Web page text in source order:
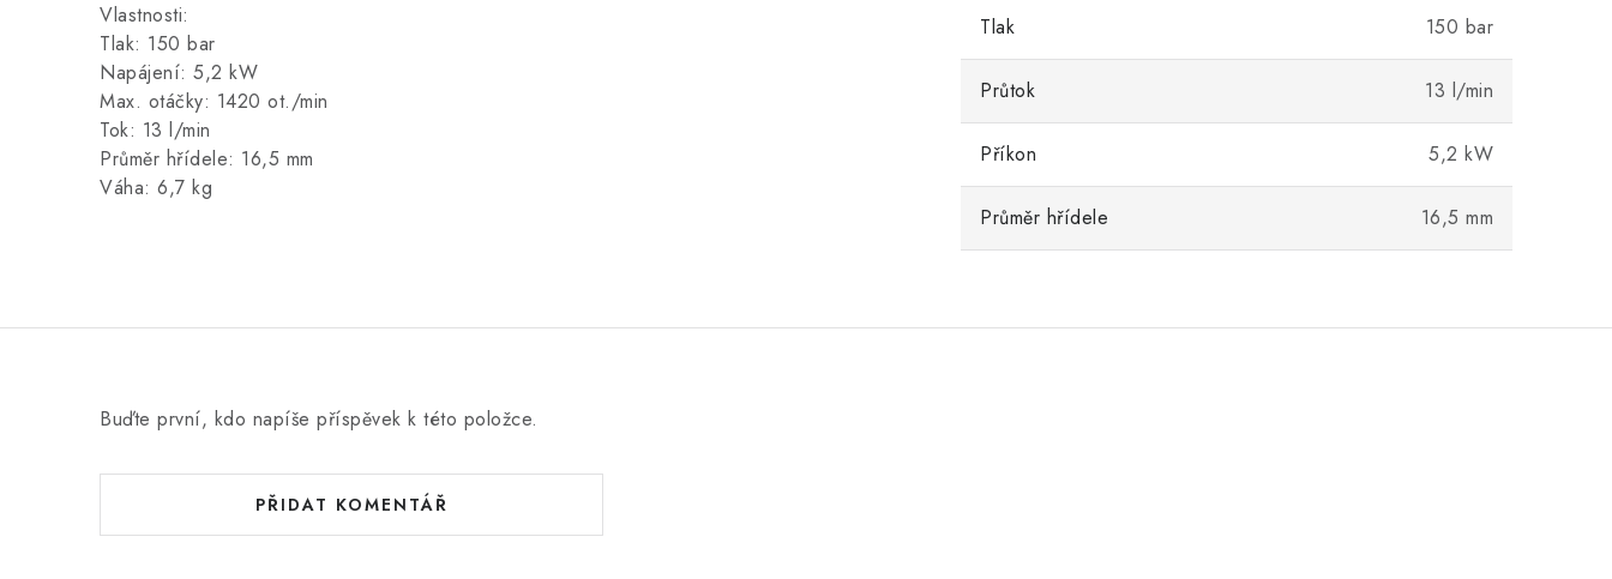
Vlastnosti:
Tlak: 150 bar
Napájení: 5,2 kW
Max. otáčky: 1420 ot./min
Tok: 13 l/min
Průměr hřídele: 16,5 mm
Váha: 6,7 kg
Tlak 150 bar
Průtok 13 l/min
Příkon 5,2 kW
Průměr hřídele 16,5 mm
Buďte první, kdo napíše příspěvek k této položce.
PŘIDAT KOMENTÁŘ